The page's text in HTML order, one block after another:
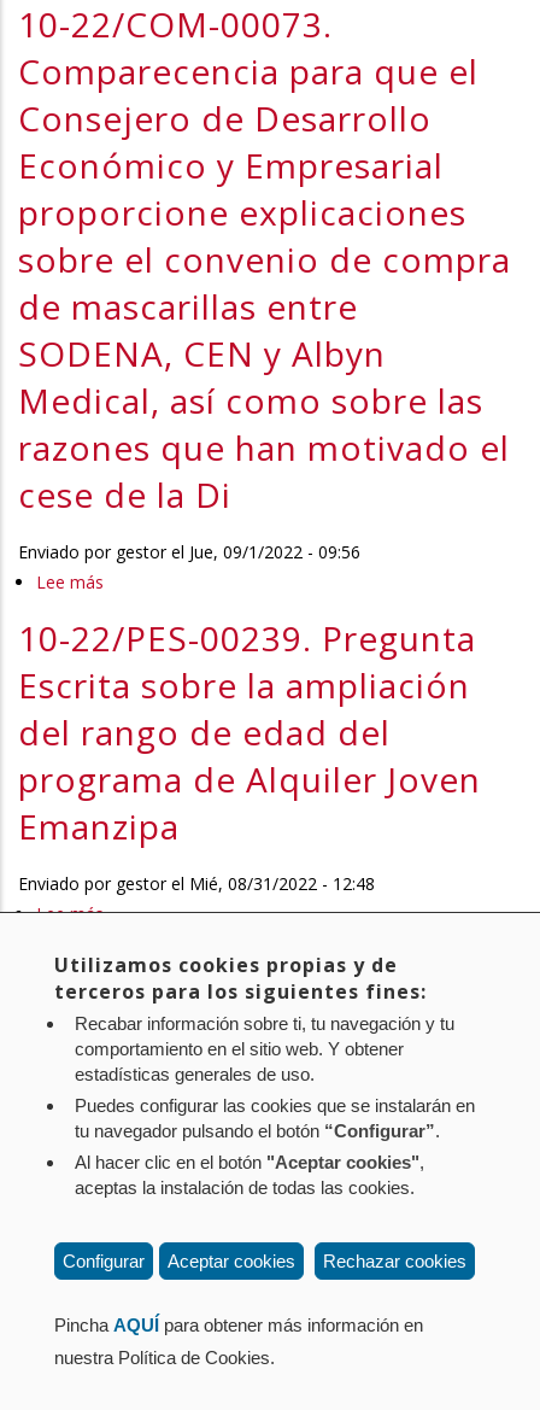
en
mayo
2020
que
ha
motivado
destitución
de
directora
d
el
de
compra
de
mascarillas
entre
CEN
y
Albyn
Medical
22/COM-
Comparecencia
para
que
la
Consejera
Salud
explique
participación
del
Departamento
de
Salud
en
SODENA,
y
Albyn
Medical
10-22/COM-00073.
Comparecencia para que el
Consejero de Desarrollo
Económico y Empresarial
proporcione explicaciones
sobre el convenio de compra
de mascarillas entre
SODENA, CEN y Albyn
Medical, así como sobre las
razones que han motivado el
cese de la Di
Enviado por gestorel Jue, 09/1/2022 - 09:56
Lee más
22/COM-
00073.
Comparecencia
para
el
Consejero
Desarrollo
Económico
Empresarial
proporcione
explicaciones
sobre
el
convenio
de
compra
mascarillas
entre
CEN
y
10-22/PES-00239. Pregunta
Escrita sobre la ampliación
del rango de edad del
programa de Alquiler Joven
Emanzipa
Enviado por gestorel Mié, 08/31/2022 - 12:48
Lee mássobre
22/PES-
00239.
Pregunta
Escrita
sobre
la
ampliación
del
de
edad
programa
de
Paginación
página
Página
anterior
‹ Previous Page Page
2 Page
3
Page
6 Page
7 Page
8 Page
9 …
Siguiente
página
Next ›
Última
Last »
Suscribirse a
Aviso legal Política de privacidad
Política de cookies
Contacto: Paseo de Sarasate nº 38, 2º Dcha - 31001
Pamplona (Navarra) Tel.: 848 42 08 72
corporacion@cpen.es
Utilizamos cookies propias y de
terceros para los siguientes fines:
Recabar información sobre ti, tu navegación y tu
comportamiento en el sitio web. Y obtener
estadísticas generales de uso.
Puedes configurar las cookies que se instalarán en
tu navegador pulsando el botón “Configurar”.
Al hacer clic en el botón "Aceptar cookies",
aceptas la instalación de todas las cookies.
Configurar Aceptar cookies Rechazar cookies
Pincha AQUÍ para obtener más información en
nuestra Política de Cookies.